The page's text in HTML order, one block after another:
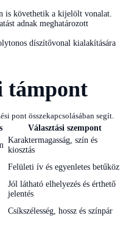
is követhetik a kijelölt vonalat.
adnak meghatározott
díszítővonal kialakítására
támpont
pont összekapcsolásában segít.
Választási szempont
Karaktermagasság, szín és
kiosztás
Felületi ív és egyenletes betűköz
Jól látható elhelyezés és érthető
jelentés
Csíkszélesség, hossz és színpár